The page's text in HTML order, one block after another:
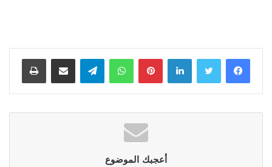
لينكدإن بينتيريستواتساب تيلقرام مشاركة عبر البريد طباعة
أعجبك الموضوع